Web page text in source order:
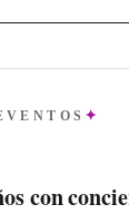
con